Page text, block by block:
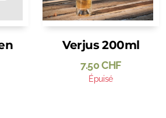
Verjus 200ml
7.50CHF
Épuisé